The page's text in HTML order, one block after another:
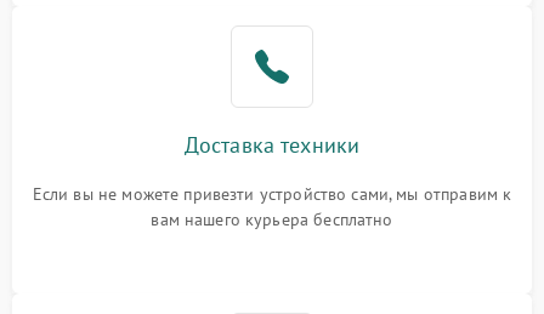
Доставка техники
Если вы не можете привезти устройство сами, мы отправим к
вам нашего курьера бесплатно